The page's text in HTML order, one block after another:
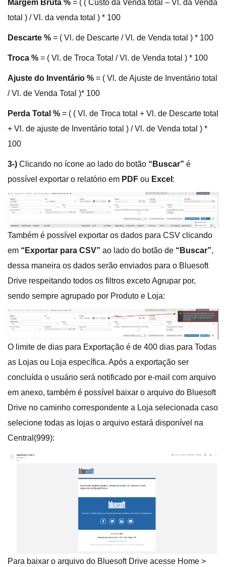
Margem Bruta % = ( ( Custo da Venda total – Vl. da Venda
total ) / Vl. da venda total ) * 100
Descarte % = ( Vl. de Descarte / Vl. de Venda total ) * 100
Troca % = ( Vl. de Troca Total / Vl. de Venda total ) * 100
Ajuste do Inventário % = ( Vl. de Ajuste de Inventário total
/ Vl. de Venda Total )* 100
Perda Total % = ( ( Vl. de Troca total + Vl. de Descarte total
+ Vl. de ajuste de Inventário total ) / Vl. de Venda total ) *
100
3-) Clicando no ícone ao lado do botão “Buscar” é
possível exportar o relatório em PDF ou Excel :
Também é possível exportar os dados para CSV clicando
em “Exportar para CSV” ao lado do botão de “Buscar”,
dessa maneira os dados serão enviados para o Bluesoft
Drive respeitando todos os filtros exceto Agrupar por,
sendo sempre agrupado por Produto e Loja:
O limite de dias para Exportação é de 400 dias para Todas
as Lojas ou Loja específica. Após a exportação ser
concluída o usuário será notificado por e-mail com arquivo
em anexo, também é possível baixar o arquivo do Bluesoft
Drive no caminho correspondente a Loja selecionada caso
selecione todas as lojas o arquivo estará disponível na
Central(999):
Para baixar o arquivo do Bluesoft Drive acesse Home >